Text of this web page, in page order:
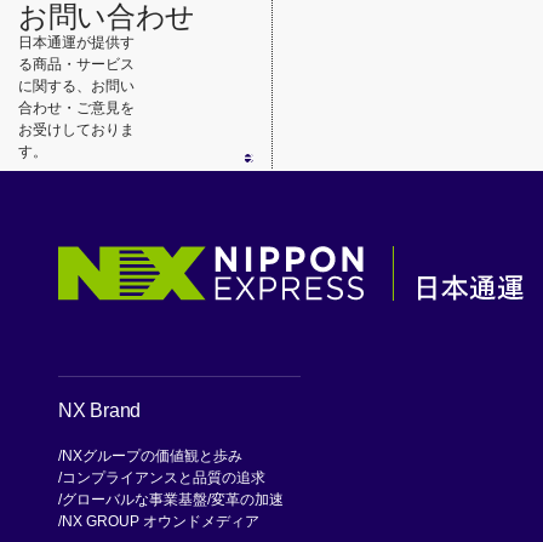
お問い合わせ
日本通運が提供す
る商品・サービス
に関する、お問い
合わせ・ご意見を
お受けしておりま
す。
NX Brand
NXグループの価値観と歩み
コンプライアンスと品質の追求
グローバルな事業基盤 変革の加速
NX GROUP オウンドメディア